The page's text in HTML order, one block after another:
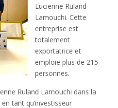
Lucienne Ruland
Lamouchi. Cette
entreprise est
totalement
exportatrice et
emploie plus de 215
personnes.
Ruland Lamouchi dans la
tant qu’investisseur